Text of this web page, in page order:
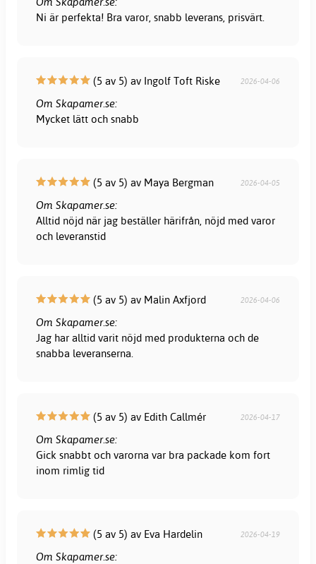
Ni är perfekta! Bra varor, snabb leverans, prisvärt.
(5 av 5) av Ingolf Toft Riske 2026-04-06
Om Skapamer.se:
Mycket lätt och snabb
(5 av 5) av Maya Bergman 2026-04-05
Om Skapamer.se:
Alltid nöjd när jag beställer härifrån, nöjd med varor
och leveranstid
(5 av 5) av Malin Axfjord 2026-04-06
Om Skapamer.se:
Jag har alltid varit nöjd med produkterna och de
snabba leveranserna.
(5 av 5) av Edith Callmér 2026-04-17
Om Skapamer.se:
Gick snabbt och varorna var bra packade kom fort
inom rimlig tid
(5 av 5) av Eva Hardelin 2026-04-19
Om Skapamer.se: